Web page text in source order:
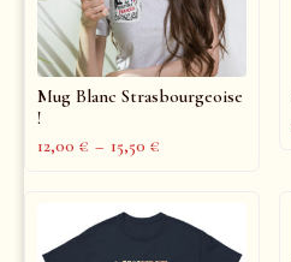
Mug Blanc Strasbourgeoise
!
12,00 € – 15,50 €